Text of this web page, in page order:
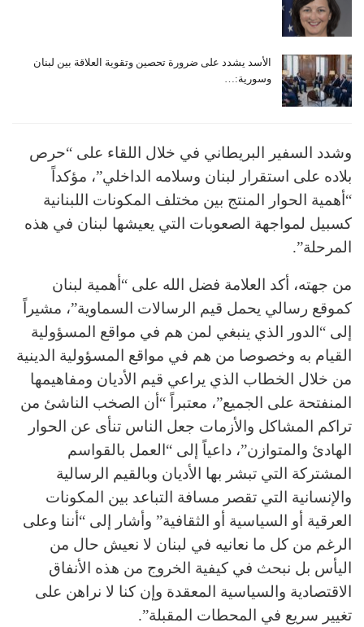
الأسد يشدد على ضرورة تحصين وتقوية العلاقة بين لبنان
وسورية:…
وشدد السفير البريطاني في خلال اللقاء على “حرص
بلاده على استقرار لبنان وسلامه الداخلي”، مؤكداً
“أهمية الحوار المنتج بين مختلف المكونات اللبنانية
كسبيل لمواجهة الصعوبات التي يعيشها لبنان في هذه
المرحلة”.
من جهته، أكد العلامة فضل الله على “أهمية لبنان
كموقع رسالي يحمل قيم الرسالات السماوية”، مشيراً
إلى “الدور الذي ينبغي لمن هم في مواقع المسؤولية
القيام به وخصوصا من هم في مواقع المسؤولية الدينية
من خلال الخطاب الذي يراعي قيم الأديان ومفاهيمها
المنفتحة على الجميع”، معتبراً “أن الصخب الناشئ من
تراكم المشاكل والأزمات جعل الناس تنأى عن الحوار
الهادئ والمتوازن”، داعياً إلى “العمل بالقواسم
المشتركة التي تبشر بها الأديان وبالقيم الرسالية
والإنسانية التي تقصر مسافة التباعد بين المكونات
العرقية أو السياسية أو الثقافية” وأشار إلى “أننا وعلى
الرغم من كل ما نعانيه في لبنان لا نعيش حال من
اليأس بل نبحث في كيفية الخروج من هذه الأنفاق
الاقتصادية والسياسية المعقدة وإن كنا لا نراهن على
تغيير سريع في المحطات المقبلة”.